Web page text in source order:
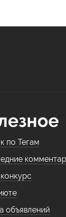
по Тегам
объявлений